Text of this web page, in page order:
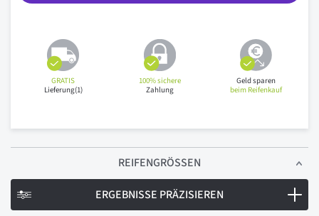
GRATIS
Lieferung(1)
100% sichere
Zahlung
Geld sparen
beim Reifenkauf
REIFENGRÖSSEN
ERGEBNISSE PRÄZISIEREN